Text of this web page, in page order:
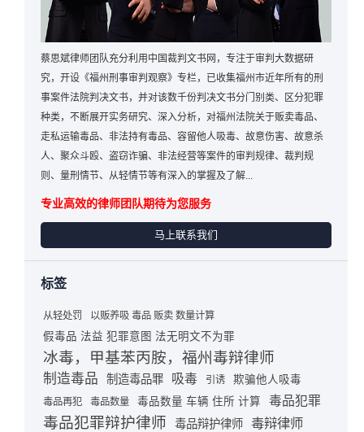
蔡思斌律师团队充分利用中国裁判文书网，专注于审判大数据研
究，开设《福州刑事审判观察》专栏，已收集福州市近年所有的刑
事案件法院判决文书，并对该数千份判决文书分门别类、区分犯罪
种类，不断展开实务研究、深入分析，对福州法院关于贩卖毒品、
走私运输毒品、非法持有毒品、容留他人吸毒、故意伤害、故意杀
人、聚众斗殴、盗窃诈骗、非法经营等案件的审判规律、裁判规
则、量刑情节、从轻情节等有深入的掌握及了解...
专业高效的律师团队期待为您服务
马上联系我们
标签
从轻处罚 以贩养吸 毒品 贩卖 数量计算
假毒品 法益 犯罪意图 法无明文不为罪
冰毒，甲基苯丙胺，福州毒辩律师
制造毒品 制造毒品罪 吸毒 引诱 欺骗他人吸毒
毒品再犯 毒品数量 毒品数量 车辆 住所 计算 毒品犯罪
毒品犯罪辩护律师 毒品辩护律师 毒辩律师